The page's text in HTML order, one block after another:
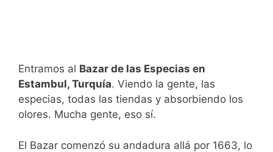
Entramos al Bazar de las Especias en
Estambul, Turquía. Viendo la gente, las
especias, todas las tiendas y absorbiendo los
olores. Mucha gente, eso sí.
El Bazar comenzó su andadura allá por 1663, lo